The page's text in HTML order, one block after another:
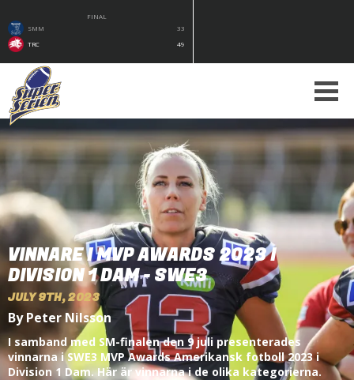
FINAL
SMM
33
TRC
49
VINNARE I MVP AWARDS 2023 I
DIVISION 1 DAM - SWE3
JULY 9TH, 2023
By Peter Nilsson
I samband med SM-finalen den 9 juli presenterades
vinnarna i SWE3 MVP Awards Amerikansk fotboll 2023 i
Division 1 Dam. Här är vinnarna i de olika kategorierna.